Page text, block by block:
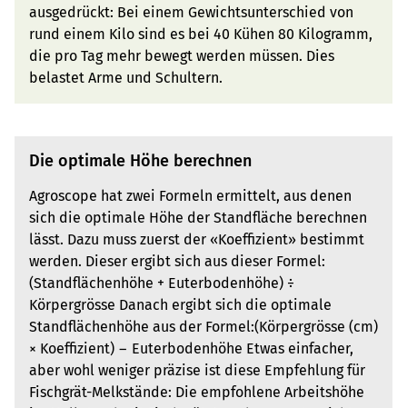
ausgedrückt: Bei einem Gewichtsunterschied von
rund einem Kilo sind es bei 40 Kühen 80 Kilogramm,
die pro Tag mehr bewegt werden müssen. Dies
belastet Arme und Schultern.
Die optimale Höhe berechnen
Agroscope hat zwei Formeln ermittelt, aus denen
sich die optimale Höhe der Standfläche berechnen
lässt. Dazu muss zuerst der «Koeffizient» bestimmt
werden. Dieser ergibt sich aus dieser Formel:
(Standflächenhöhe + Euterbodenhöhe) ÷
Körpergrösse Danach ergibt sich die optimale
Standflächenhöhe aus der Formel:(Körpergrösse (cm)
× Koeffizient) − Euterbodenhöhe Etwas einfacher,
aber wohl weniger präzise ist diese Empfehlung für
Fischgrät-Melkstände: Die empfohlene Arbeitshöhe